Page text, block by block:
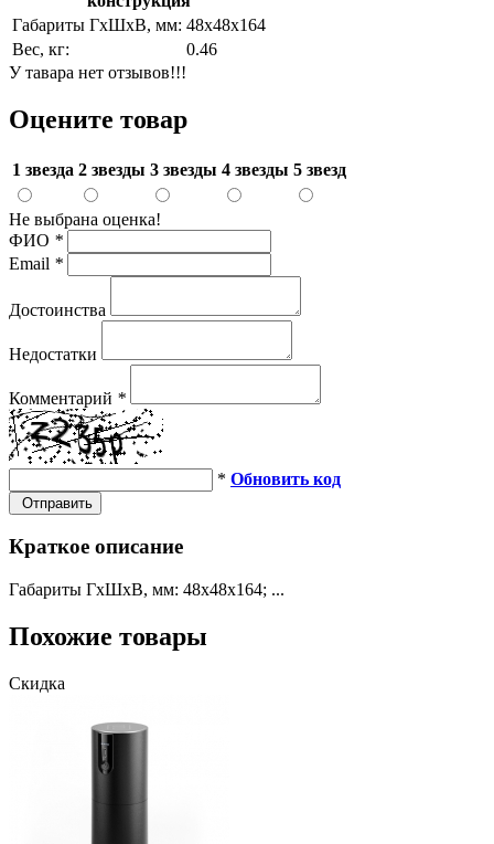
Габариты ГхШхВ, мм: 48х48х164
Вес, кг:
0.46
У тавара нет отзывов!!!
Оцените товар
1 звезда 2 звезды 3 звезды 4 звезды 5 звезд
Не выбрана оценка!
ФИО *
Email *
Достоинства
Недостатки
Комментарий *
* Обновить код
Отправить
Краткое описание
Габариты ГхШхВ, мм: 48х48х164; ...
Похожие товары
Скидка